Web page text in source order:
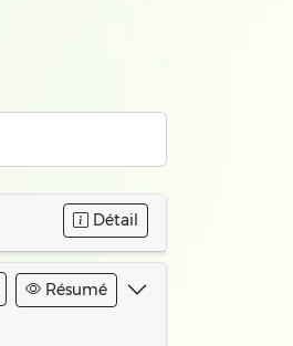
Détail
Résumé